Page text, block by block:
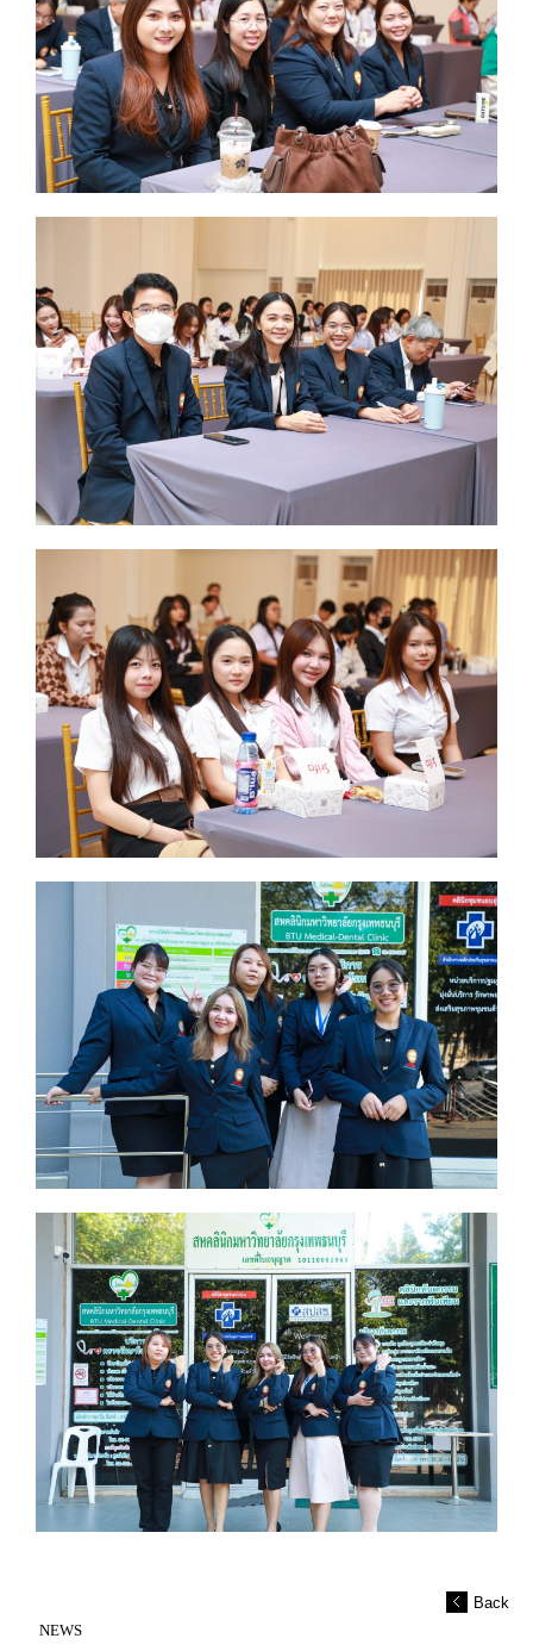
Back
NEWS